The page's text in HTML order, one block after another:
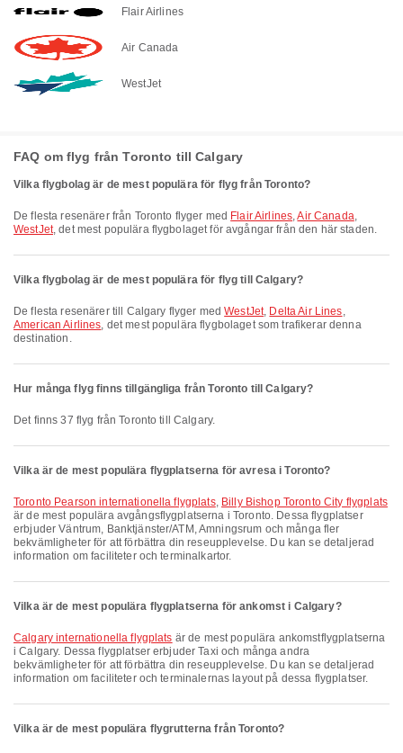
Flair Airlines
Air Canada
WestJet
FAQ om flyg från Toronto till Calgary
Vilka flygbolag är de mest populära för flyg från Toronto?
De flesta resenärer från Toronto flyger med Flair Airlines,Air Canada,
WestJet, det mest populära flygbolaget för avgångar från den här staden.
Vilka flygbolag är de mest populära för flyg till Calgary?
De flesta resenärer till Calgary flyger medWestJet, Delta Air Lines,
American Airlines, det mest populära flygbolaget som trafikerar denna
destination.
Hur många flyg finns tillgängliga från Toronto till Calgary?
Det finns 37 flyg från Toronto till Calgary.
Vilka är de mest populära flygplatserna för avresa i Toronto?
Toronto Pearson internationella flygplats, Billy Bishop Toronto City flygplats
är de mest populära avgångsflygplatserna i Toronto. Dessa flygplatser
erbjuder Väntrum, Banktjänster/ATM, Amningsrum och många fler
bekvämligheter för att förbättra din reseupplevelse. Du kan se detaljerad
information om faciliteter och terminalkartor.
Vilka är de mest populära flygplatserna för ankomst i Calgary?
Calgary internationella flygplats är de mest populära ankomstflygplatserna
i Calgary. Dessa flygplatser erbjuder Taxi och många andra
bekvämligheter för att förbättra din reseupplevelse. Du kan se detaljerad
information om faciliteter och terminalernas layout på dessa flygplatser.
Vilka är de mest populära flygrutterna från Toronto?